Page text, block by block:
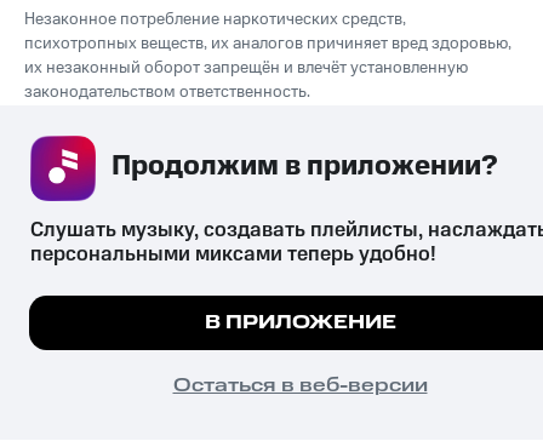
Незаконное потребление наркотических средств,
психотропных веществ, их аналогов причиняет вред здоровью,
их незаконный оборот запрещён и влечёт установленную
законодательством ответственность.
Все права защищены
Мы используем куки, чтобы на сайте все работало.
ПОНЯТНО
Продолжим в приложении?
Слушать музыку, создавать плейлисты,
персональными миксами теперь удобно!
В ПРИЛОЖЕНИЕ
Остаться в веб-версии